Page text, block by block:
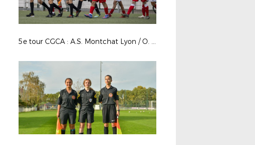
5e tour CGCA : A.S. Montchat Lyon / O. Saint Etienne